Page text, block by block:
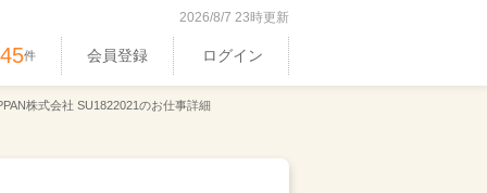
2026/8/7 23時更新
件 会員登録 ログイン
株式会社 SU1822021のお仕事詳細